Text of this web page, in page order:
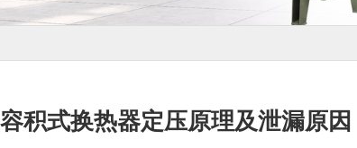
容积式换热器定压原理及泄漏原因